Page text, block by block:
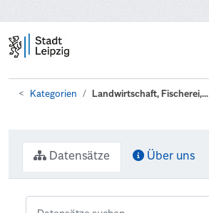
Kategorien Landwirtschaft, Fischerei,...
Datensätze Über uns